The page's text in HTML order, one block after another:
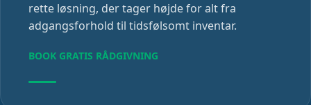
rette løsning, der tager højde for alt fra
adgangsforhold til tidsfølsomt inventar.
BOOK GRATIS RÅDGIVNING